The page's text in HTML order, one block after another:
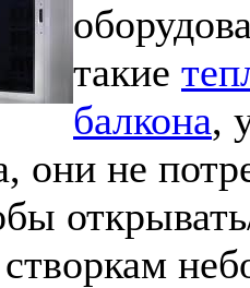
такие
балкона,
они не